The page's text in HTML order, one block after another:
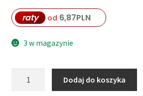
raty od 6,87PLN
3 w magazynie
Dodaj do koszyka